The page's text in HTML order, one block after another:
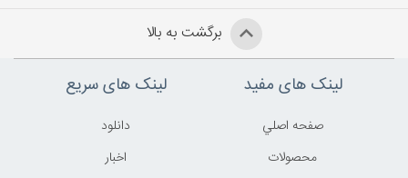
برگشت به بالا
لینک های مفید
صفحه اصلي
محصولات
لینک های سریع
دانلود
اخبار